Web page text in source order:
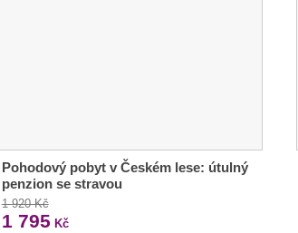
Pohodový pobyt v Českém lese: útulný
penzion se stravou
1 920 Kč
1 795 Kč